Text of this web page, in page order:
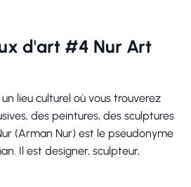
d'art #4 Nur Art
lieu culturel où vous trouverez
des peintures, des sculptures
(Arman Nur) est le pseudonyme
Il est designer, sculpteur,